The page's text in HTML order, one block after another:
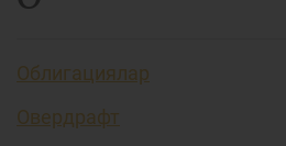
Облигациялар
Овердрафт